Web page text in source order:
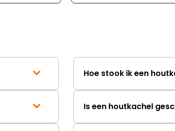
Hoe stook ik een
Is een houtkachel